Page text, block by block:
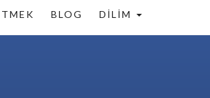
BLOG DILIM